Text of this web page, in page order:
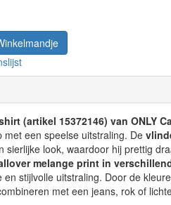
(artikel 15372146) van ONLY
met een speelse uitstraling. De
sierlijke look, waardoor hij prettig
melange print in
en stijlvolle uitstraling. Door de
met een jeans, rok of